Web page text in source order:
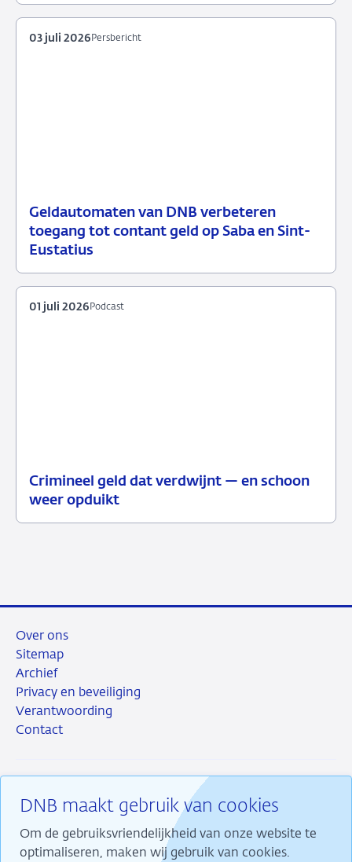
2026
Geldautomaten van DNB verbeteren
toegang tot contant geld op Saba en Sint-
Eustatius
03
juli
Persbericht
Persbericht
03 juli 2026
Crimineel geld dat verdwijnt — en schoon
weer opduikt
01
Podcast
Podcast
01 juli 2026
DNB maakt gebruik van cookies
Om de gebruiksvriendelijkheid van onze website te
optimaliseren, maken wij gebruik van cookies.
Over ons
Sitemap
Archief
Privacy en beveiliging
Verantwoording
Contact
RSS InstagramLinkedin
X